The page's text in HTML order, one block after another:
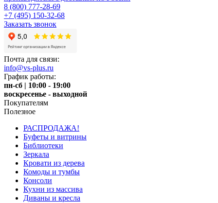
8 (800) 777-28-69
+7 (495) 150-32-68
Заказать звонок
Почта для связи:
info@vs-plus.ru
График работы:
пн-сб | 10:00 - 19:00
воскресенье - выходной
Покупателям
Полезное
РАСПРОДАЖА!
Буфеты и витрины
Библиотеки
Зеркала
Кровати из дерева
Комоды и тумбы
Консоли
Кухни из массива
Диваны и кресла